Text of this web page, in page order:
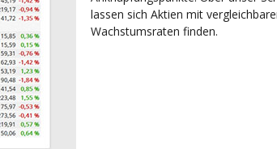
lassen sich Aktien mit
Wachstumsraten finden.